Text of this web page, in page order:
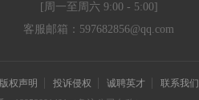
[周一至周六 9:00 - 5:00]
客服邮箱：597682856@qq.com
版权声明 投诉侵权 诚聘英才 联系我们